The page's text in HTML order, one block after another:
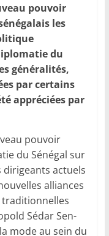
pouvoir
les
du
généralités,
par certains
appréciées par
pouvoir
du Sénégal sur
dirigeants actuels
alliances
traditionnelles
Sédar Sen­
mode au sein du